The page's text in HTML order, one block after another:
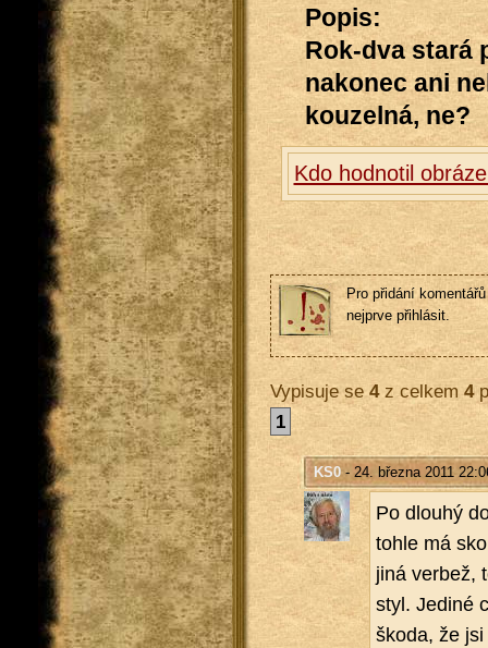
Popis:
Rok-dva stará
nakonec ani
kouzelná, ne?
Kdo hodnotil
Pro přidání
nejprve přihlásit.
Vypisuje se 4z celkem4
1
KS0- 24. března 2011
Po dlou­hý
tohle má
jiná ver­bež,
styl. Je­di­né
škoda, že